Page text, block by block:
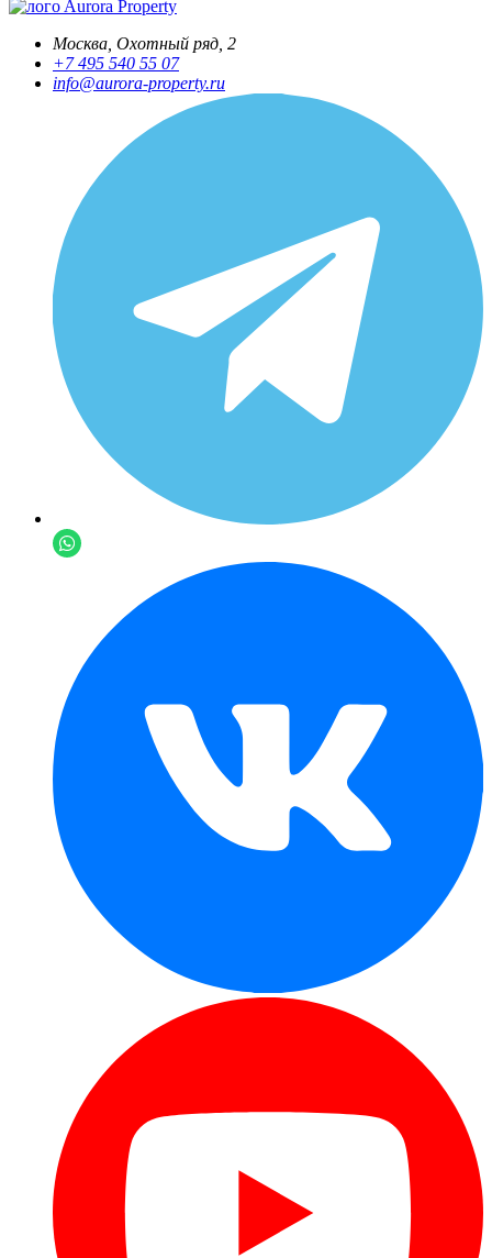
Aurora Property
Москва, Охотный ряд, 2
+7 495 540 55 07
info@aurora-property.ru